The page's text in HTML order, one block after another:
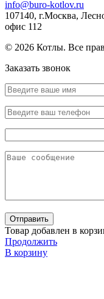
info@buro-kotlov.ru
107140, г.Москва,
офис 112
© 2026 Котлы. Все
Заказать звонок
Товар добавлен в
Продолжить
В корзину